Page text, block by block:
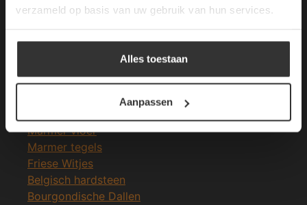
verzameld op basis van uw gebruik van hun services.
Alles toestaan
Aanpassen
Natuursteen vloeren
Leisteen vloer
Marmer vloer
Marmer tegels
Friese Witjes
Belgisch hardsteen
Bourgondische Dallen
ALLES ACCEPTEREN
ALLES AFWIJZEN
DETAILS WEERGEVEN